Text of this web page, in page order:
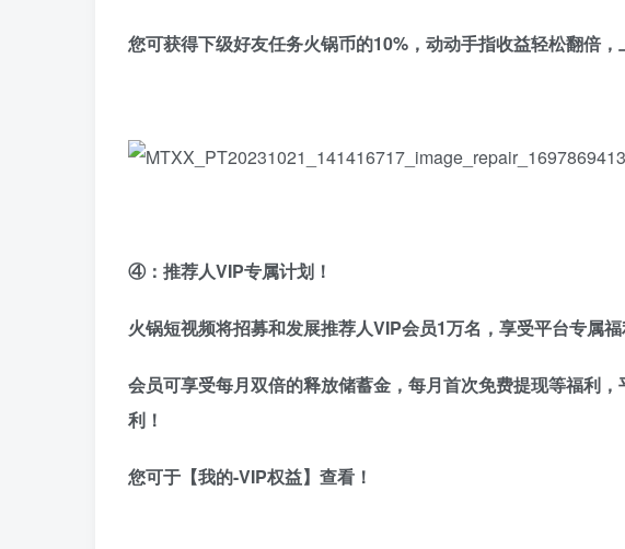
您可获得下级好友任务火锅币的10%，动动手指收益轻松翻倍，
④：推荐人VIP专属计划！
火锅短视频将招募和发展推荐人VIP会员1万名，享受平台专属福
会员可享受每月双倍的释放储蓄金，每月首次免费提现等福利
利！
您可于【我的-VIP权益】查看！